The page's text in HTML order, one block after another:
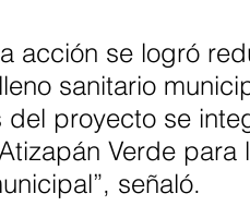
acción se logró
sanitario
del proyecto se
Verde
señaló.